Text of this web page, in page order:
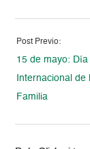
Post Previo:
15 de mayo: Día
Internacional de
Familia